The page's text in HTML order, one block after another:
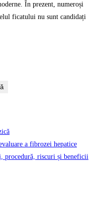
În prezent, numeroși
ficatului nu sunt candidați
a fibrozei hepatice
procedură, riscuri și beneficii